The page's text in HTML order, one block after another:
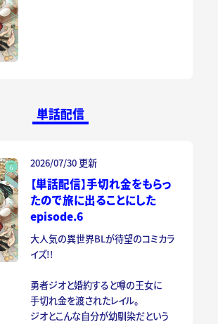
単話配信
2026/07/30 更新
【単話配信】手切れ金をもらっ
たので旅に出ることにした
episode.6
大人気の異世界BLが待望のコミカラ
イズ!!
勇者ジオと婚約すると噂の王女に
手切れ金を渡されたレイル。
ジオとこんな自分が幼馴染だという